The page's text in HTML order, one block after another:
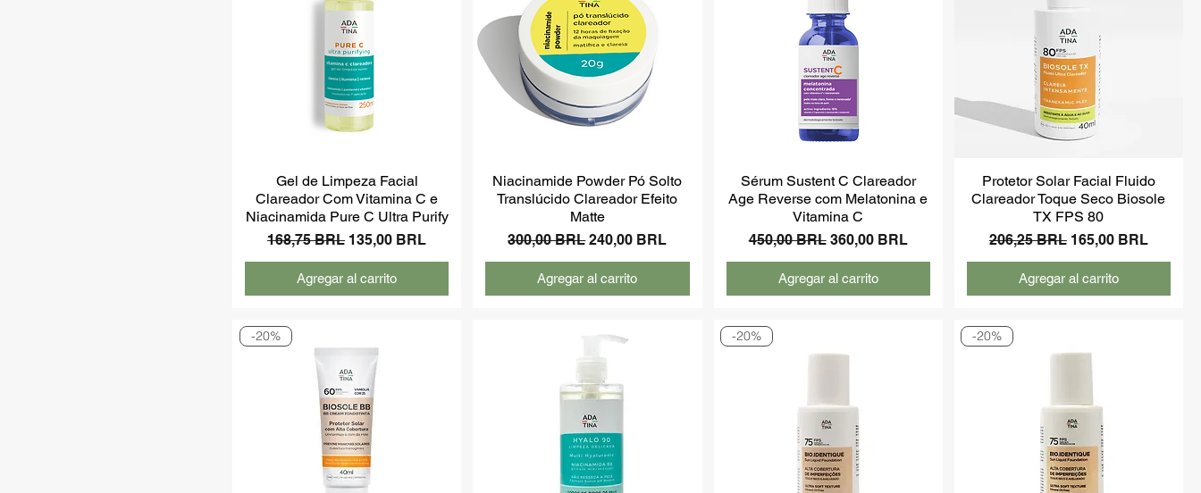
Gel de Limpeza Facial
Clareador Com Vitamina C e
Niacinamida Pure C Ultra Purify
Precio
168,75 BRL Precio de oferta
135,00 BRL
Agregar al carrito
Niacinamide Powder Pó Solto
Translúcido Clareador Efeito
Matte
Precio
300,00 BRLPrecio de oferta
240,00 BRL
Agregar al carrito
Sérum Sustent C Clareador
Age Reverse com Melatonina e
Vitamina C
Precio
450,00 BRL Precio de oferta
360,00 BRL
Agregar al carrito
Protetor Solar Facial Fluido
Clareador Toque Seco Biosole
TX FPS 80
Precio
206,25 BRL Precio de oferta
165,00 BRL
Agregar al carrito
-20% -20% -20%